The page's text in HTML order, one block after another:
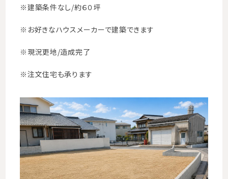
※建築条件なし/約６０坪
※お好きなハウスメーカーで建築できます
※現況更地/造成完了
※注文住宅も承ります